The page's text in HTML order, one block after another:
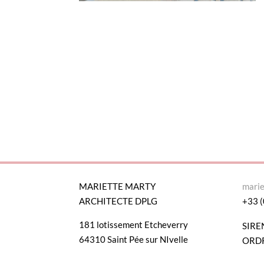
MARIETTE MARTY
ARCHITECTE DPLG
181 lotissement Etcheverry
64310 Saint Pée sur NIvelle
+33